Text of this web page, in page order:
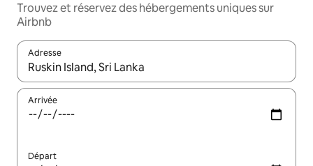
Trouvez et réservez des hébergements uniques sur
Airbnb
Adresse
Lorsque les résultats s'affichent, utilisez les flèches vers le
Arrivée
Départ